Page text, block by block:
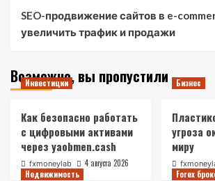
SEO-продвижение сайтов в e-
увеличить трафик и продажи
Возможно, вы пропустили
Инвестиции
Как безопасно работать
с цифровыми активами
через yaobmen.cash
fxmoneylab 4 августа 2026
Бизнес
угроза
миру
Недвижимость
Forex